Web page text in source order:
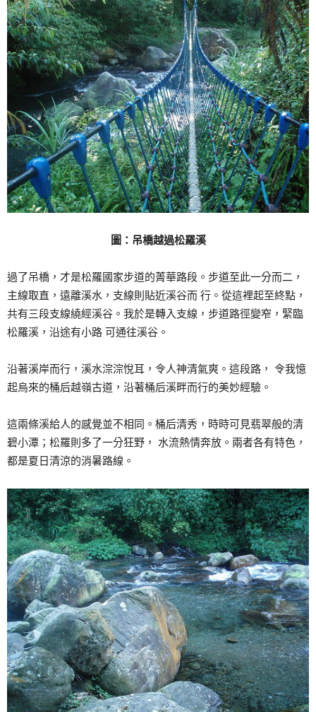
圖：吊橋越過松羅溪
過了吊橋，才是松羅國家步道的菁華路段。步道至此一分而二，
主線取直，遠離溪水，支線則貼近溪谷而 行。從這裡起至終點，
共有三段支線繞經溪谷。我於是轉入支線，步道路徑變窄，緊臨
松羅溪，沿途有小路 可通往溪谷。
沿著溪岸而行，溪水淙淙悅耳，令人神清氣爽。這段路， 令我憶
起烏來的桶后越嶺古道，沿著桶后溪畔而行的美妙經驗。
這兩條溪給人的感覺並不相同。桶后清秀，時時可見翡翠般的清
碧小潭；松羅則多了一分狂野， 水流熱情奔放。兩者各有特色，
都是夏日清涼的消暑路線。